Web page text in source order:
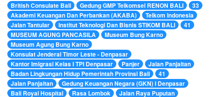
British Consulate Bali Gedung GMP Telkomsel RENON BALI
33
Akademi Keuangan Dan Perbankan (AKABA)
Telkom Indonesia
Jalan Tantular
Institut Teknologi Dan Bisnis STIKOM BALI
41
MUSEUM AGUNG PANCASILA
Museum Bung Karno
Museum Agung Bung Karno
Konsulat Jenderal Timor Leste - Denpasar
Kantor Imigrasi Kelas I TPI Denpasar
Panjer
Jalan Panjaitan
Badan Lingkungan Hidup Pemerintah Provinsi Bali
41
Jalan Panjaitan
Gedung Keuangan Negara (GKN) I Denpasar
Bali Royal Hospital
Rasa Lombok
Jalan Raya Puputan